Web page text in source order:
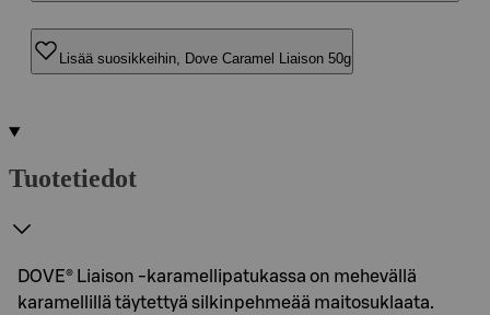
Lisää suosikkeihin, Dove Caramel Liaison 50g
Tuotetiedot
DOVE® Liaison -karamellipatukassa on mehevällä
karamellillä täytettyä silkinpehmeää maitosuklaata.